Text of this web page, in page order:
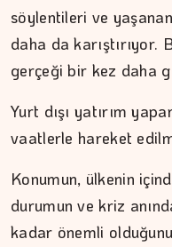
söylentileri ve
daha da
gerçeği bir kez daha
Yurt dışı yatırım
vaatlerle hareket
Konumun, ülkenin
durumun ve kriz
kadar önemli
Cebimiz, yalnızca